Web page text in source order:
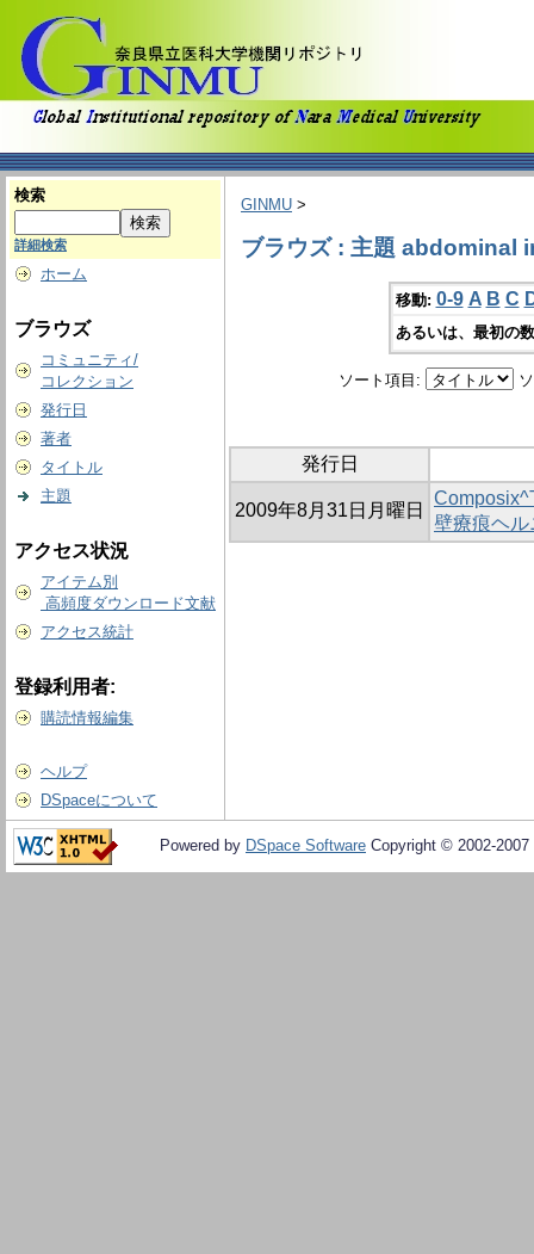
検索
詳細検索
ホーム
ブラウズ
コミュニティ/
コレクション
発行日
著者
タイトル
主題
アクセス状況
アイテム別
高頻度ダウンロード文献
アクセス統計
登録利用者:
購読情報編集
ヘルプ
DSpaceについて
GINMU >
ブラウズ : 主題 abdominal
移動: 0-9 A B C
あるいは、最初の
ソート項目:
発行日
2009年8月31日月曜日
壁療痕ヘ
Powered by DSpace Software Copyright © 2002-2007